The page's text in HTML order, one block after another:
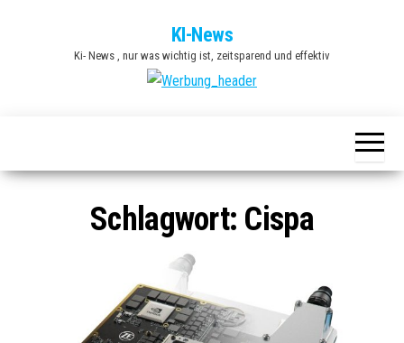
KI-News
Ki- News , nur was wichtig ist, zeitsparend und effektiv
Schlagwort: Cispa